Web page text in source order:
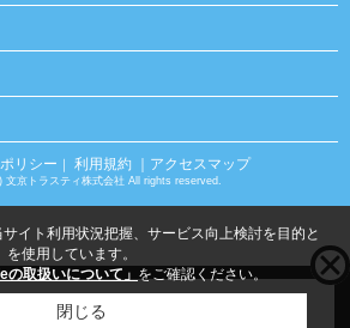
リシー ｜ 利用規約 ｜アクセスマップ
文京トラスティ株式会社 All rights reserved.
をご覧の方にお勧めな物件
イト利用状況把握、サービス向上検討を目的と
使用しています。
の取扱いについて」 をご確認ください。
閉じる